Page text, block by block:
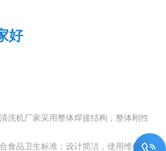
好
洗机厂家采用整体焊接结构，整体刚性
食品卫生标准；设计简洁，使用维修方